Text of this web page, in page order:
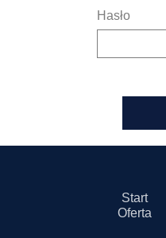
Hasło
Start
Oferta